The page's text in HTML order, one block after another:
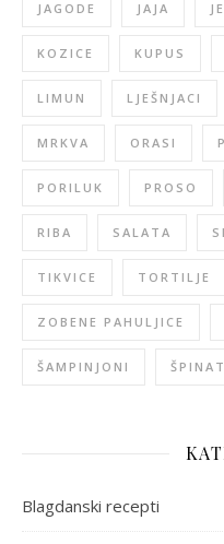
JAGODE JAJA
KOZICE KUPUS
LIMUN LJEŠNJACI
MRKVA ORASI
PORILUK PROSO
RIBA SALATA
TIKVICE TORTILJE
ZOBENE PAHULJICE
ŠAMPINJONI ŠPINAT
Blagdanski recepti